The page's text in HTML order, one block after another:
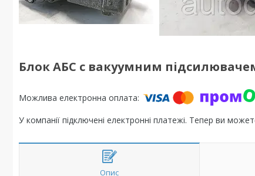
Блок АБС с вакуумним
У компанії підключені електронні платежі. Тепер ви
Опис